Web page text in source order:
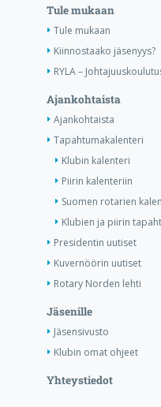
Tule mukaan
Tule mukaan
Kiinnostaako jäsenyys?
RYLA –
Ajankohtaista
Ajankohtaista
Tapahtumakalenteri
Klubin kalenteri
Piirin kalenteriin
Suomen rotarien
Klubien ja piirin
Presidentin uutiset
Kuvernöörin uutiset
Rotary Norden lehti
Jäsenille
Jäsensivusto
Klubin omat ohjeet
Yhteystiedot